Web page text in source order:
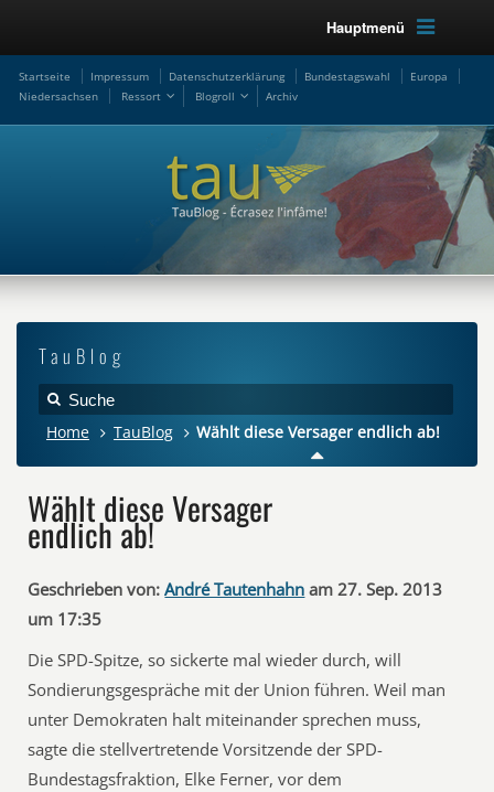
Hauptmenü
Startseite Impressum Datenschutzerklärung Bundestagswahl
Europa
Niedersachsen
Ressort Blogroll Archiv
TauBlog
Home TauBlog Wählt diese Versager endlich ab!
Wählt diese Versager
endlich ab!
Geschrieben von: André Tautenhahn am 27. Sep. 2013
um 17:35
Die SPD-Spitze, so sickerte mal wieder durch, will
Sondierungsgespräche mit der Union führen. Weil man
unter Demokraten halt miteinander sprechen muss,
sagte die stellvertretende Vorsitzende der SPD-
Bundestagsfraktion, Elke Ferner, vor dem